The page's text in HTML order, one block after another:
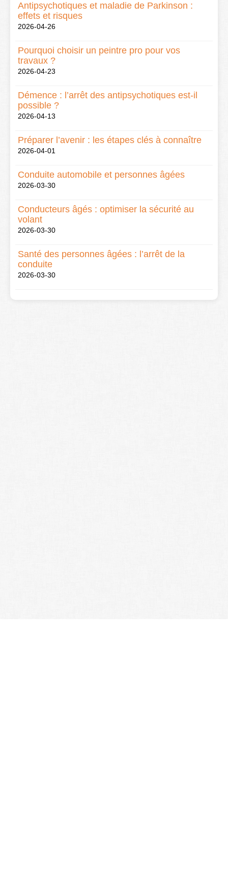
Antipsychotiques et maladie de Parkinson :
effets et risques
2026-04-26
Pourquoi choisir un peintre pro pour vos
travaux ?
2026-04-23
Démence : l’arrêt des antipsychotiques est-il
possible ?
2026-04-13
Préparer l’avenir : les étapes clés à connaître
2026-04-01
Conduite automobile et personnes âgées
2026-03-30
Conducteurs âgés : optimiser la sécurité au
volant
2026-03-30
Santé des personnes âgées : l’arrêt de la
conduite
2026-03-30